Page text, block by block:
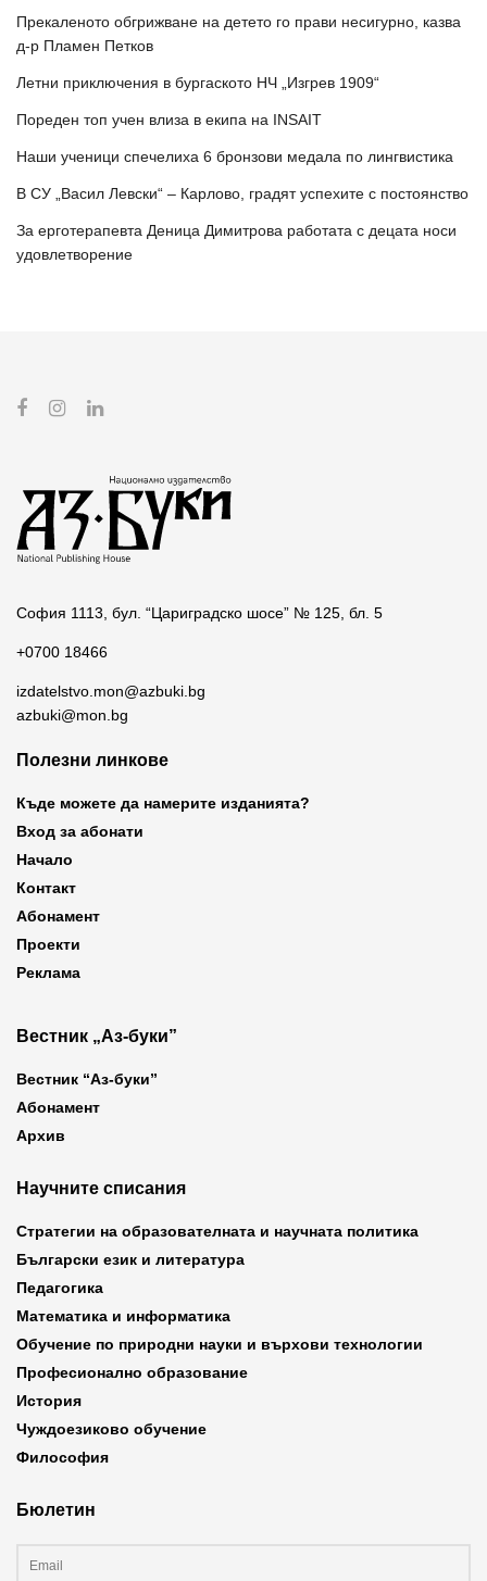
Прекаленото обгрижване на детето го прави несигурно, казва
д-р Пламен Петков
Летни приключения в бургаското НЧ „Изгрев 1909“
Пореден топ учен влиза в екипа на INSAIT
Наши ученици спечелиха 6 бронзови медала по лингвистика
В СУ „Васил Левски“ – Карлово, градят успехите с постоянство
За ерготерапевта Деница Димитрова работата с децата носи
удовлетворение
София 1113, бул. “Цариградско шосе” № 125, бл. 5
+0700 18466
izdatelstvo.mon@azbuki.bg
azbuki@mon.bg
Полезни линкове
Къде можете да намерите изданията?
Вход за абонати
Начало
Контакт
Абонамент
Проекти
Реклама
Вестник „Аз-буки”
Вестник “Аз-буки”
Абонамент
Архив
Научните списания
Стратегии на образователната и научната политика
Български език и литература
Педагогика
Математика и информатика
Обучение по природни науки и върхови технологии
Професионално образование
История
Чуждоезиково обучение
Философия
Бюлетин